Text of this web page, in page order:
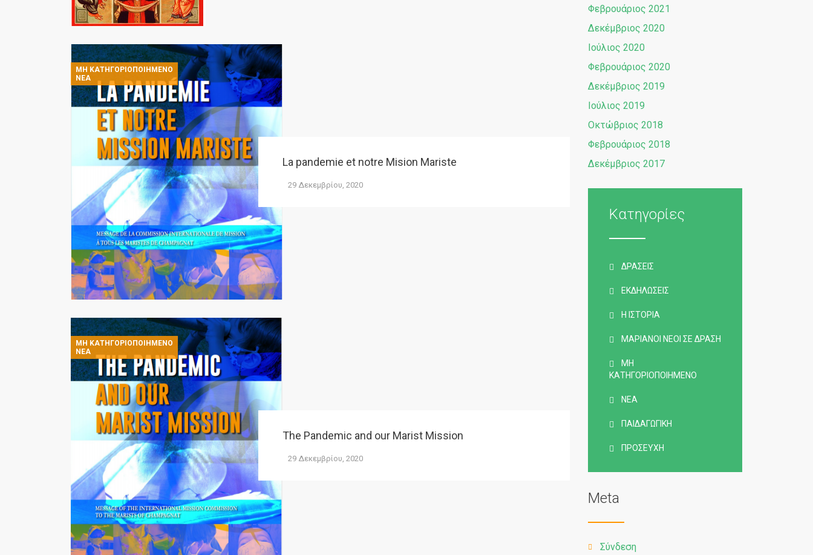
ΜΗ ΚΑΤΗΓΟΡΙΟΠΟΙΗΜΈΝΟ
ΝΈΑ
La pandemie et notre Mision Mariste
29 Δεκεμβρίου, 2020
ΜΗ ΚΑΤΗΓΟΡΙΟΠΟΙΗΜΈΝΟ
ΝΈΑ
The Pandemic and our Marist Mission
29 Δεκεμβρίου, 2020
Φεβρουάριος 2021
Δεκέμβριος 2020
Ιούλιος 2020
Φεβρουάριος 2020
Δεκέμβριος 2019
Ιούλιος 2019
Οκτώβριος 2018
Φεβρουάριος 2018
Δεκέμβριος 2017
Κατηγορίες
ΔΡΆΣΕΙΣ
ΕΚΔΗΛΏΣΕΙΣ
Η ΙΣΤΟΡΊΑ
ΜΑΡΙΑΝΟΊ ΝΈΟΙ ΣΕ ΔΡΆΣΗ
ΜΗ
ΚΑΤΗΓΟΡΙΟΠΟΙΗΜΈΝΟ
ΝΈΑ
ΠΑΙΔΑΓΩΓΙΚΉ
ΠΡΟΣΕΥΧΉ
Meta
Σύνδεση